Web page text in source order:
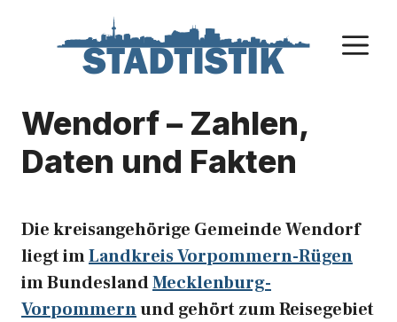
Wendorf – Zahlen,
Daten und Fakten
Die kreisangehörige Gemeinde Wendorf
liegt imLandkreis Vorpommern-Rügen
im BundeslandMecklenburg-
Vorpommernund gehört zum Reisegebiet